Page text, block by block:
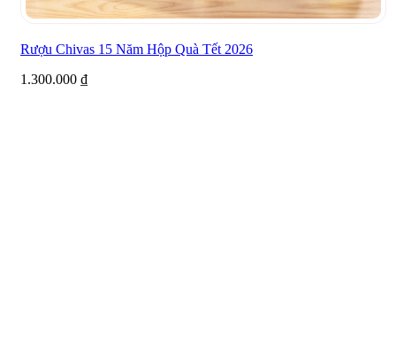
Rượu Chivas 15 Năm Hộp Quà Tết 2026
1.300.000 ₫